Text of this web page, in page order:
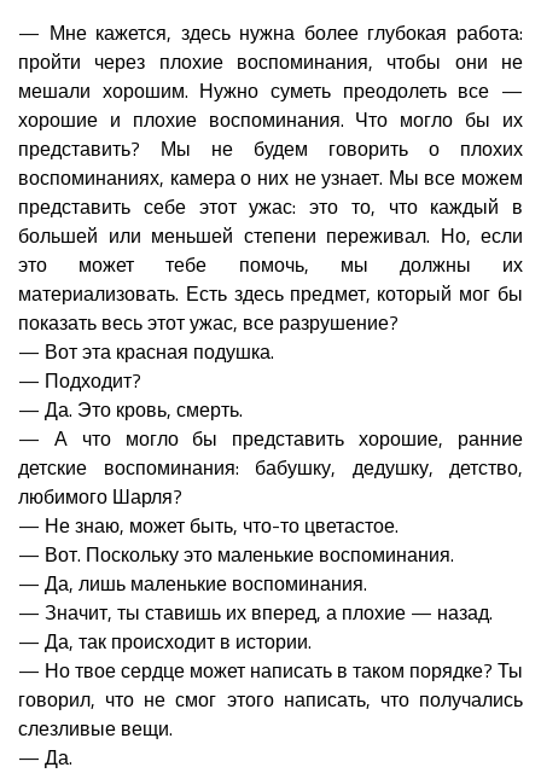
— Мне кажется, здесь нужна более глубокая работа:
пройти через плохие воспоминания, чтобы они не
мешали хорошим. Нужно суметь преодолеть все —
хорошие и плохие воспоминания. Что могло бы их
представить? Мы не будем говорить о плохих
воспоминаниях, камера о них не узнает. Мы все можем
представить себе этот ужас: это то, что каждый в
большей или меньшей степени переживал. Но, если
это может тебе помочь, мы должны их
материализовать. Есть здесь предмет, который мог бы
показать весь этот ужас, все разрушение?
— Вот эта красная подушка.
— Подходит?
— Да. Это кровь, смерть.
— А что могло бы представить хорошие, ранние
детские воспоминания: бабушку, дедушку, детство,
любимого Шарля?
— Не знаю, может быть, что-то цветастое.
— Вот. Поскольку это маленькие воспоминания.
— Да, лишь маленькие воспоминания.
— Значит, ты ставишь их вперед, а плохие — назад.
— Да, так происходит в истории.
— Но твое сердце может написать в таком порядке? Ты
говорил, что не смог этого написать, что получались
слезливые вещи.
— Да.